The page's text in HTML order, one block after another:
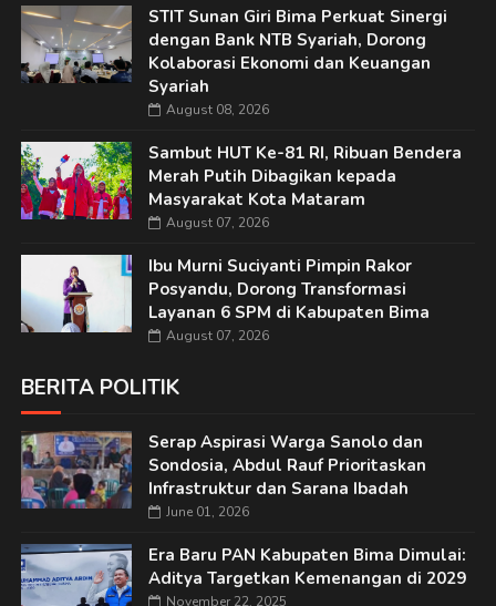
STIT Sunan Giri Bima Perkuat Sinergi
dengan Bank NTB Syariah, Dorong
Kolaborasi Ekonomi dan Keuangan
Syariah
August 08, 2026
Sambut HUT Ke-81 RI, Ribuan Bendera
Merah Putih Dibagikan kepada
Masyarakat Kota Mataram
August 07, 2026
Ibu Murni Suciyanti Pimpin Rakor
Posyandu, Dorong Transformasi
Layanan 6 SPM di Kabupaten Bima
August 07, 2026
BERITA POLITIK
Serap Aspirasi Warga Sanolo dan
Sondosia, Abdul Rauf Prioritaskan
Infrastruktur dan Sarana Ibadah
June 01, 2026
Era Baru PAN Kabupaten Bima Dimulai:
Aditya Targetkan Kemenangan di 2029
November 22, 2025